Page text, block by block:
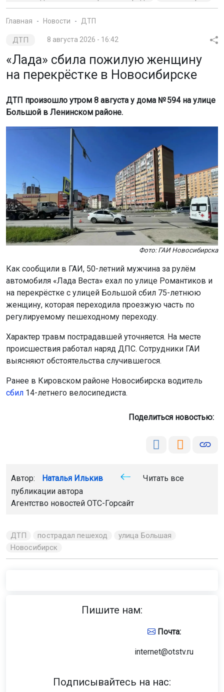
Главная Новости ДТП
ДТП 8 августа 2026 - 16:42
«Лада» сбила пожилую женщину
на перекрёстке в Новосибирске
ДТП произошло утром 8 августа у дома № 594 на улице
Большой в Ленинском районе.
Фото: ГАИ Новосибирска
Как сообщили в ГАИ, 50-летний мужчина за рулём
автомобиля «Лада Веста» ехал по улице Романтиков и
на перекрёстке с улицей Большой сбил 75-летнюю
женщину, которая переходила проезжую часть по
регулируемому пешеходному переходу.
Характер травм пострадавшей уточняется. На месте
происшествия работал наряд ДПС. Сотрудники ГАИ
выясняют обстоятельства случившегося.
Ранее в Кировском районе Новосибирска водитель
сбил 14-летнего велосипедиста.
Поделиться новостью:
Автор: Наталья Илькив
Читать все
публикации автора
Агентство новостей ОТС-Горсайт
ДТП пострадал пешеход
улица Большая
Новосибирск
Пишите нам:
Почта:
internet@otstv.ru
Подписывайтесь на нас: